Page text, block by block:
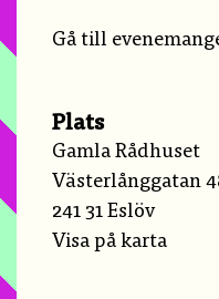
Gå till
Plats
Gamla Rådhuset
Västerlånggatan
241 31 Eslöv
Visa på karta